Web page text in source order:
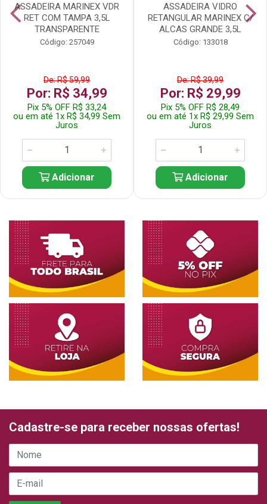
ASSADEIRA MARINEX VDR
RET COM TAMPA 3,5L
TRANSPARENTE
Código: 257049
De: R$ 59,99
Por: R$ 34,99
Pix 5% OFF R$ 33,24
ou em até 1x R$ 34,99 Sem
Juros
Adicionar
ASSADEIRA VIDRO
RETANGULAR MARINEX C/
ALCAS GRANDE 3,5L
Código: 133018
De: R$ 39,99
Por: R$ 29,99
Pix 5% OFF R$ 28,49
ou em até 1x R$ 29,99 Sem
Juros
Adicionar
Cadastre-se para receber nossas ofertas!